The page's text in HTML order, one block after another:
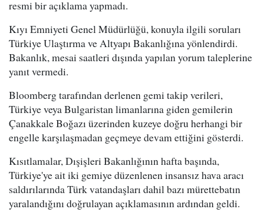
resmi bir açıklama yapmadı.
Kıyı Emniyeti Genel Müdürlüğü, konuyla ilgili soruları
Türkiye Ulaştırma ve Altyapı Bakanlığına yönlendirdi.
Bakanlık, mesai saatleri dışında yapılan yorum taleplerine
yanıt vermedi.
Bloomberg tarafından derlenen gemi takip verileri,
Türkiye veya Bulgaristan limanlarına giden gemilerin
Çanakkale Boğazı üzerinden kuzeye doğru herhangi bir
engelle karşılaşmadan geçmeye devam ettiğini gösterdi.
Kısıtlamalar, Dışişleri Bakanlığının hafta başında,
Türkiye'ye ait iki gemiye düzenlenen insansız hava aracı
saldırılarında Türk vatandaşları dahil bazı mürettebatın
yaralandığını doğrulayan açıklamasının ardından geldi.